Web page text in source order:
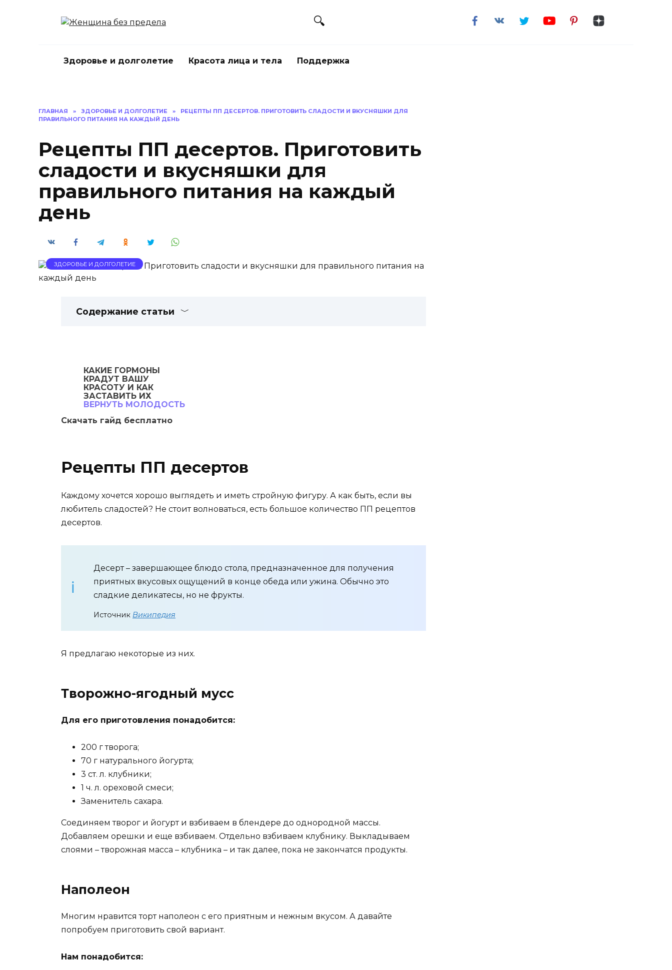
Здоровье и долголетие Красота лица и тела Поддержка
ГЛАВНАЯ » ЗДОРОВЬЕ И ДОЛГОЛЕТИЕ »
РЕЦЕПТЫ ПП ДЕСЕРТОВ. ПРИГОТОВИТЬ СЛАДОСТИ И ВКУСНЯШКИ ДЛЯ
ПРАВИЛЬНОГО ПИТАНИЯ НА КАЖДЫЙ ДЕНЬ
Рецепты ПП десертов. Приготовить
сладости и вкусняшки для
правильного питания на каждый
день
ЗДОРОВЬЕ И ДОЛГОЛЕТИЕ
Содержание статьи
КАКИЕ ГОРМОНЫ
КРАДУТ ВАШУ
КРАСОТУ И КАК
ЗАСТАВИТЬ ИХ
ВЕРНУТЬ МОЛОДОСТЬ
Скачать гайд бесплатно
Рецепты ПП десертов
Каждому хочется хорошо выглядеть и иметь стройную фигуру. А как быть, если вы
любитель сладостей? Не стоит волноваться, есть большое количество ПП рецептов
десертов.
Десерт – завершающее блюдо стола, предназначенное для получения
приятных вкусовых ощущений в конце обеда или ужина. Обычно это
сладкие деликатесы, но не фрукты.
Источник Википедия
Я предлагаю некоторые из них.
Творожно-ягодный мусс
Для его приготовления понадобится:
200 г творога;
70 г натурального йогурта;
3 ст. л. клубники;
1 ч. л. ореховой смеси;
Заменитель сахара.
Соединяем творог и йогурт и взбиваем в блендере до однородной массы.
Добавляем орешки и еще взбиваем. Отдельно взбиваем клубнику. Выкладываем
слоями – творожная масса – клубника – и так далее, пока не закончатся продукты.
Наполеон
Многим нравится торт наполеон с его приятным и нежным вкусом. А давайте
попробуем приготовить свой вариант.
Нам понадобится: